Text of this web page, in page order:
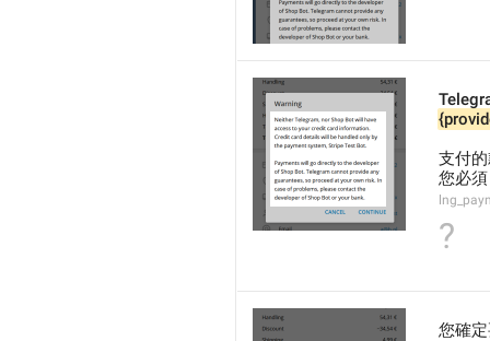
支付
您必
?
您確